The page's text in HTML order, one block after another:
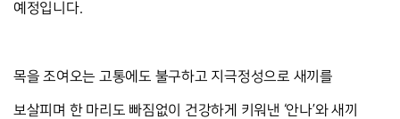
예정입니다.
목을 조여오는 고통에도 불구하고 지극정성으로 새끼를
보살피며 한 마리도 빠짐없이 건강하게 키워낸 ‘안나’와 새끼